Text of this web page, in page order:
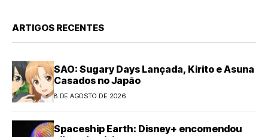
ARTIGOS RECENTES
SAO: Sugary Days Lançada, Kirito e Asuna
Casados no Japão
8 DE AGOSTO DE 2026
Spaceship Earth: Disney+ encomendou